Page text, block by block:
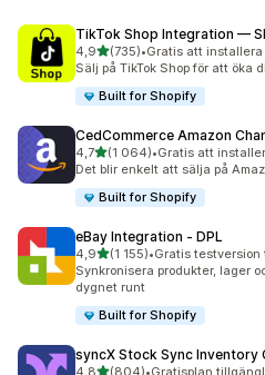
TikTok Shop Integration —
4,9av 5 stjärnor
(735)
735 recensioner totalt
•Gratis att installera
Sälj på TikTok Shop för att öka
Built for Shopify
CedCommerce Amazon
4,7av 5 stjärnor
(1 064)
1064 recensioner totalt
•Gratis att
Det blir enkelt att sälja på
Built for Shopify
eBay Integration ‑ DPL
4,9av 5 stjärnor
(1 155)
1155 recensioner totalt
•Gratis
Synkronisera produkter, lager
dygnet runt
Built for Shopify
syncX Stock Sync Inventory
4,8av 5 stjärnor
(804)•Gratisplan